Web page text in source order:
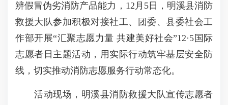
辨假冒伪劣消防产品能力，12月5日，明溪县消防
救援大队参加积极对接社工、团委、县委社会工
作部开展“汇聚志愿力量 共建美好社会”12·5国际
志愿者日主题活动，用实际行动筑牢基层安全防
线，切实推动消防志愿服务行动常态化。
活动现场，明溪县消防救援大队宣传志愿者